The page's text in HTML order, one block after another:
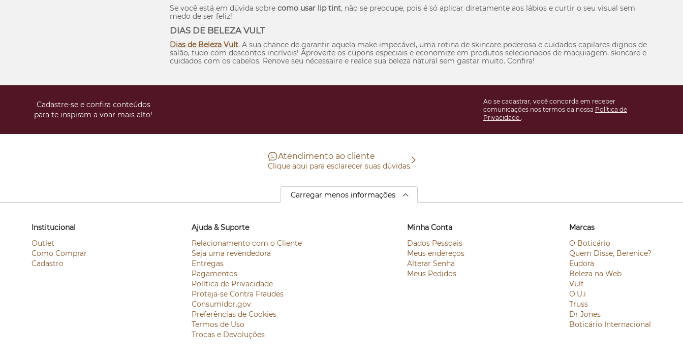
Se você está em dúvida sobrecomo usar liptint, não se preocupe, pois é só aplicar diretamente aos lábios e curtir o seu visual sem
medo de ser feliz!
DIAS DE BELEZA VULT
Dias de Beleza Vult. A sua chance de garantir aquela make impecável, uma rotina deskincare poderosa e cuidados capilares dignos de
salão, tudo com descontos incríveis! Aproveite os cupons especiais e economize em produtos selecionados de maquiagem,skincare e
cuidados com os cabelos. Renove seu nécessaire e realce sua beleza natural sem gastar muito. Confira!
Cadastre-se e confira conteúdos
para te inspiram a voar mais alto!
Ao se cadastrar, você concorda em receber
comunicações nos termos da nossa Política de
Privacidade .
Atendimento ao cliente
Clique aqui para esclarecer suas dúvidas.
Carregar menos informações
Institucional
Outlet
Como Comprar
Cadastro
Ajuda & Suporte
Relacionamento com o Cliente
Seja uma revendedora
Entregas
Pagamentos
Política de Privacidade
Proteja-se Contra Fraudes
Consumidor.gov
Preferências de Cookies
Termos de Uso
Trocas e Devoluções
Minha Conta
Dados Pessoais
Meus endereços
Alterar Senha
Meus Pedidos
Marcas
O Boticário
Quem Disse, Berenice?
Eudora
Beleza na Web
Vult
O.U.i
Truss
Dr Jones
Boticário Internacional